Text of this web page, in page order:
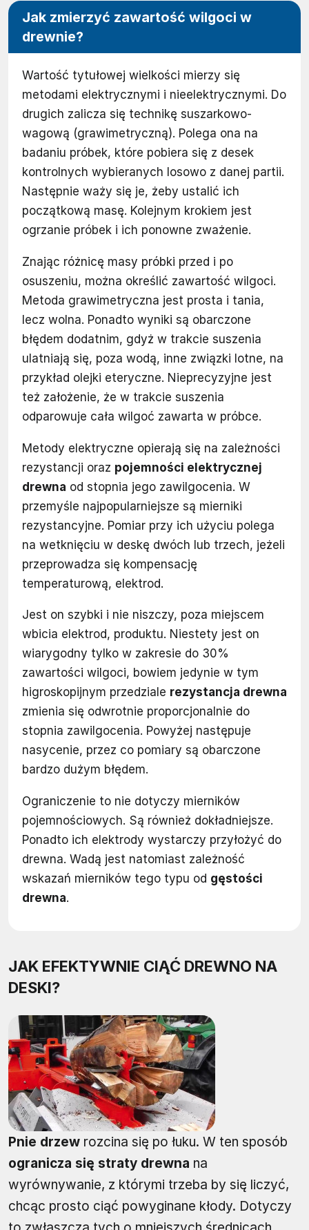
Jak zmierzyć zawartość wilgoci w
drewnie?
Wartość tytułowej wielkości mierzy się
metodami elektrycznymi i nieelektrycznymi. Do
drugich zalicza się technikę suszarkowo-
wagową (grawimetryczną). Polega ona na
badaniu próbek, które pobiera się z desek
kontrolnych wybieranych losowo z danej partii.
Następnie waży się je, żeby ustalić ich
początkową masę. Kolejnym krokiem jest
ogrzanie próbek i ich ponowne zważenie.
Znając różnicę masy próbki przed i po
osuszeniu, można określić zawartość wilgoci.
Metoda grawimetryczna jest prosta i tania,
lecz wolna. Ponadto wyniki są obarczone
błędem dodatnim, gdyż w trakcie suszenia
ulatniają się, poza wodą, inne związki lotne, na
przykład olejki eteryczne. Nieprecyzyjne jest
też założenie, że w trakcie suszenia
odparowuje cała wilgoć zawarta w próbce.
Metody elektryczne opierają się na zależności
rezystancji oraz pojemności elektrycznej
drewna od stopnia jego zawilgocenia. W
przemyśle najpopularniejsze są mierniki
rezystancyjne. Pomiar przy ich użyciu polega
na wetknięciu w deskę dwóch lub trzech, jeżeli
przeprowadza się kompensację
temperaturową, elektrod.
Jest on szybki i nie niszczy, poza miejscem
wbicia elektrod, produktu. Niestety jest on
wiarygodny tylko w zakresie do 30%
zawartości wilgoci, bowiem jedynie w tym
higroskopijnym przedziale rezystancja drewna
zmienia się odwrotnie proporcjonalnie do
stopnia zawilgocenia. Powyżej następuje
nasycenie, przez co pomiary są obarczone
bardzo dużym błędem.
Ograniczenie to nie dotyczy mierników
pojemnościowych. Są również dokładniejsze.
Ponadto ich elektrody wystarczy przyłożyć do
drewna. Wadą jest natomiast zależność
wskazań mierników tego typu od gęstości
drewna.
JAK EFEKTYWNIE CIĄĆ DREWNO NA
DESKI?
Pnie drzew rozcina się po łuku. W ten sposób
ogranicza się straty drewna na
wyrównywanie, z którymi trzeba by się liczyć,
chcąc prosto ciąć powyginane kłody. Dotyczy